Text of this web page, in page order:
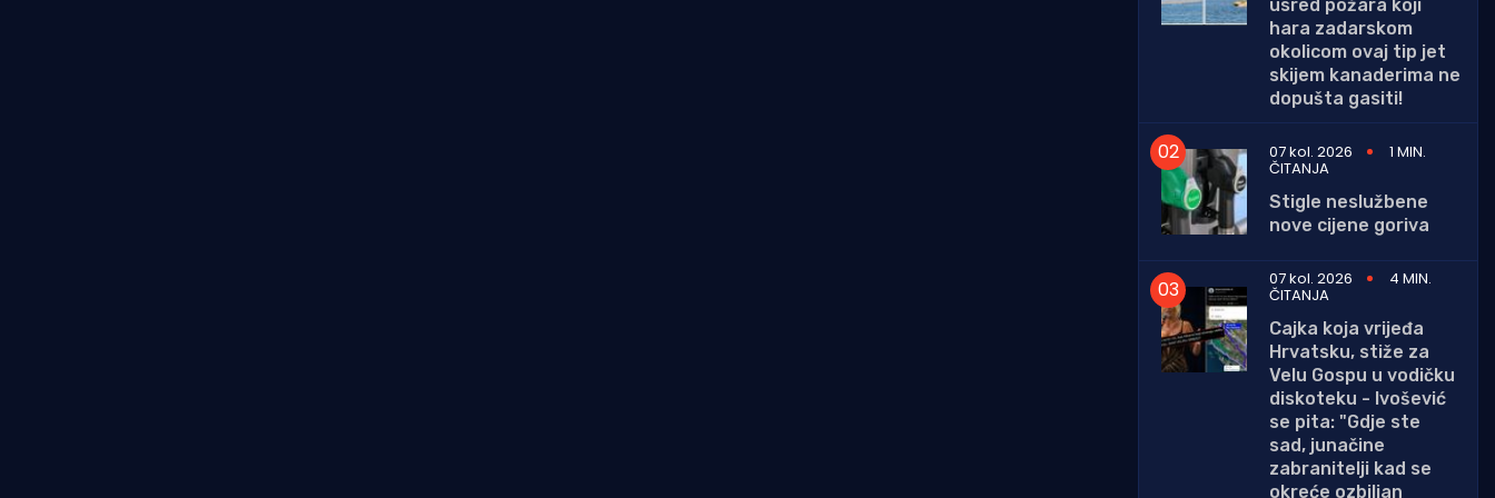
usred požara koji
hara zadarskom
okolicom ovaj tip jet
skijem kanaderima ne
dopušta gasiti!
07 kol. 2026 1 MIN.
ČITANJA
Stigle neslužbene
nove cijene goriva
07 kol. 2026 4 MIN.
ČITANJA
Cajka koja vrijeđa
Hrvatsku, stiže za
Velu Gospu u vodičku
diskoteku - Ivošević
se pita: "Gdje ste
sad, junačine
zabranitelji kad se
okreće ozbiljan